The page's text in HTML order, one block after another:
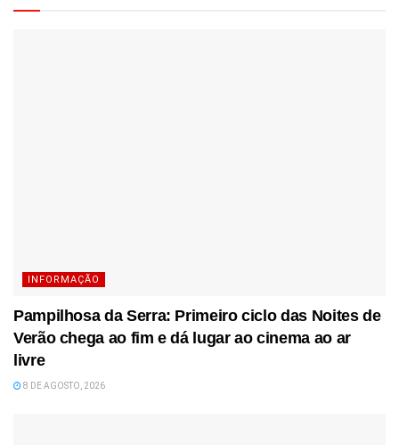
INFORMAÇÃO
Pampilhosa da Serra: Primeiro ciclo das Noites de
Verão chega ao fim e dá lugar ao cinema ao ar
livre
8 DE AGOSTO, 2026